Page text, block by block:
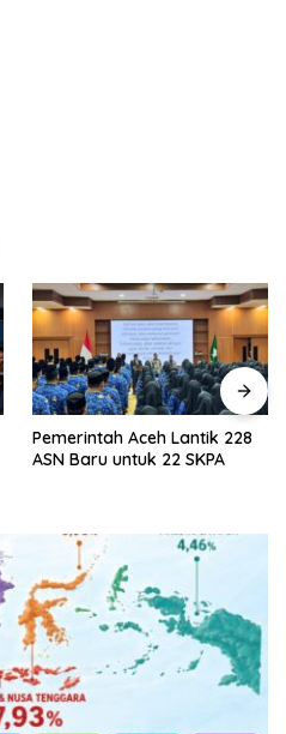
Pemerintah Aceh Lantik 228
ASN Baru untuk 22 SKPA